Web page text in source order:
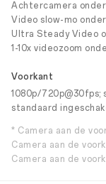
Achtercamera
Video slow-mo
Ultra Steady Video
1-10x videozoom
Voorkant
1080p/720p@30fps;
standaard
* Camera aan de
Camera aan de
Camera aan de